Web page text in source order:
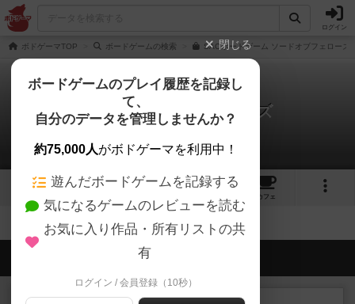
ログイン
ボドゲーマTOP ボードゲームの検索 SAOボードゲーム ソードオブフェローズ
ソード・オブ・フェローズ
拡張/関連作品 0件
1 5
カフェ
会員の新しい投稿
レビュー
閉じる
ボードゲームのプレイ履歴を記録し
て、
自分のデータを管理しませんか？
約75,000人がボドゲーマを利用中！
遊んだボードゲームを記録する
気になるゲームのレビューを読む
お気に入り作品・所有リストの共
有
ログイン / 会員登録（10秒）